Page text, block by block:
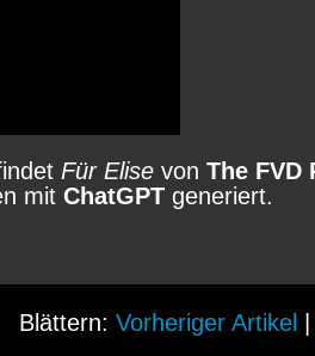
Für Elisevon The FVD
mit ChatGPTgeneriert.
Blättern: Vorheriger Artikel